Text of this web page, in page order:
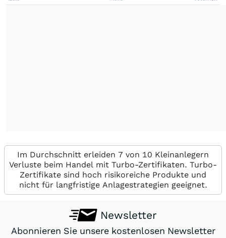
Im Durchschnitt erleiden 7 von 10 Kleinanlegern
Verluste beim Handel mit Turbo-Zertifikaten. Turbo-
Zertifikate sind hoch risikoreiche Produkte und
nicht für langfristige Anlagestrategien geeignet.
Newsletter
Abonnieren Sie unsere kostenlosen Newsletter